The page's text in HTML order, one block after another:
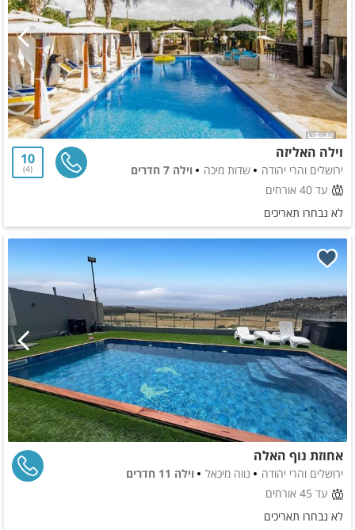
וילה האליזה
ירושלים והרי יהודה שדות מיכה
וילה 7 חדרים
עד 40 אורחים
10
4
לא נבחרו תאריכים
אחוזת נוף האלה
ירושלים והרי יהודה נווה מיכאל
וילה 11 חדרים
עד 45 אורחים
לא נבחרו תאריכים